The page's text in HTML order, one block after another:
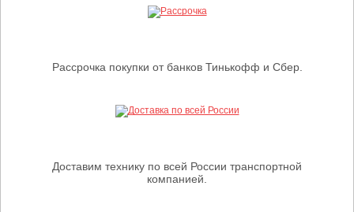
Рассрочка покупки от банков Тинькофф и Сбер.
Доставим технику по всей России транспортной
компанией.